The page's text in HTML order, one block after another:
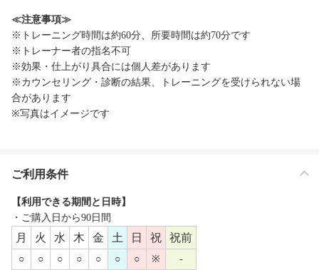
≪注意事項≫
※トレーニング時間は約60分、所要時間は約70分です
※トレーナー者の指名不可
※効果・仕上がり具合には個人差があります
※カウンセリング・診断の結果、トレーニングを受けられない場
合があります
※写真はイメージです
ご利用条件
【利用できる期間と日時】
・ご購入日から90日間
月 火 水 木 金 土 日 祝 祝前
○ ○ ○ ○ ○ ○ ○ ※
-